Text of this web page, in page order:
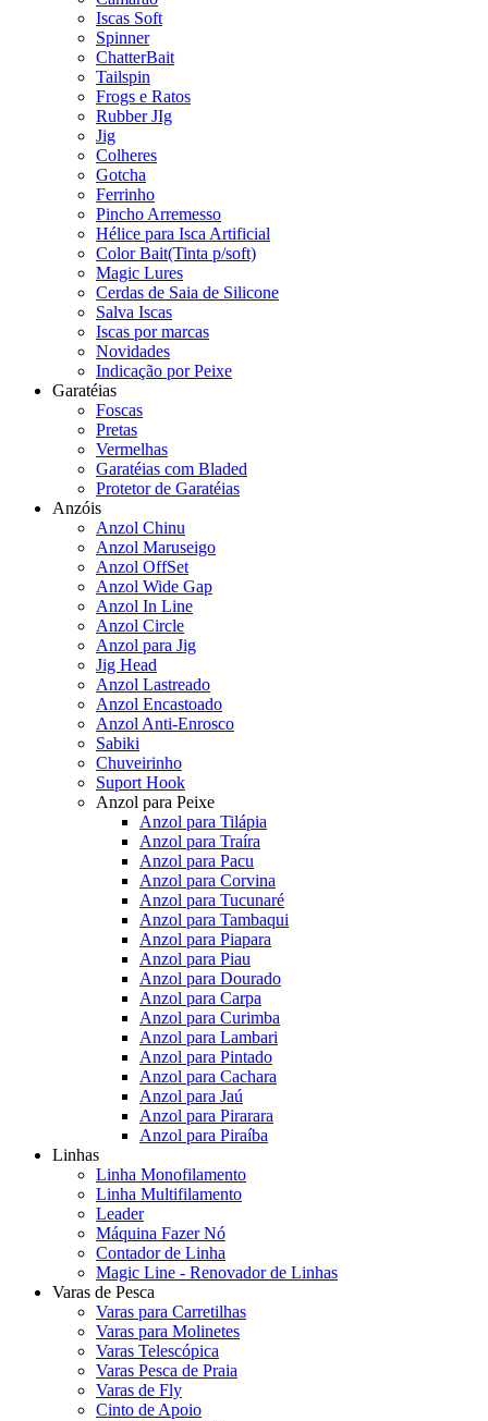
Iscas Soft
Spinner
ChatterBait
Tailspin
Frogs e Ratos
Rubber JIg
Jig
Colheres
Gotcha
Ferrinho
Pincho Arremesso
Hélice para Isca Artificial
Color Bait(Tinta p/soft)
Magic Lures
Cerdas de Saia de Silicone
Salva Iscas
Iscas por marcas
Novidades
Indicação por Peixe
Garatéias
Foscas
Pretas
Vermelhas
Garatéias com Bladed
Protetor de Garatéias
Anzóis
Anzol Chinu
Anzol Maruseigo
Anzol OffSet
Anzol Wide Gap
Anzol In Line
Anzol Circle
Anzol para Jig
Jig Head
Anzol Lastreado
Anzol Encastoado
Anzol Anti-Enrosco
Sabiki
Chuveirinho
Suport Hook
Anzol para Peixe
Anzol para Tilápia
Anzol para Traíra
Anzol para Pacu
Anzol para Corvina
Anzol para Tucunaré
Anzol para Tambaqui
Anzol para Piapara
Anzol para Piau
Anzol para Dourado
Anzol para Carpa
Anzol para Curimba
Anzol para Lambari
Anzol para Pintado
Anzol para Cachara
Anzol para Jaú
Anzol para Pirarara
Anzol para Piraíba
Linhas
Linha Monofilamento
Linha Multifilamento
Leader
Máquina Fazer Nó
Contador de Linha
Magic Line - Renovador de Linhas
Varas de Pesca
Varas para Carretilhas
Varas para Molinetes
Varas Telescópica
Varas Pesca de Praia
Varas de Fly
Cinto de Apoio